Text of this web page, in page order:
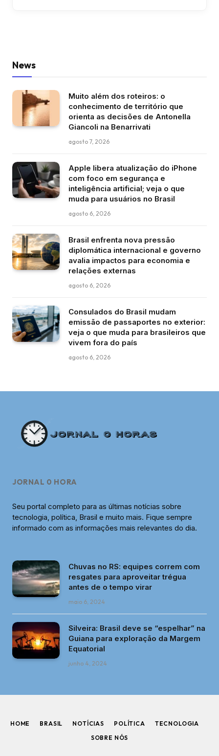
News
Muito além dos roteiros: o
conhecimento de território que
orienta as decisões de Antonella
Giancoli na Benarrivati
agosto 7, 2026
Apple libera atualização do iPhone
com foco em segurança e
inteligência artificial; veja o que
muda para usuários no Brasil
agosto 6, 2026
Brasil enfrenta nova pressão
diplomática internacional e governo
avalia impactos para economia e
relações externas
agosto 6, 2026
Consulados do Brasil mudam
emissão de passaportes no exterior:
veja o que muda para brasileiros que
vivem fora do país
agosto 6, 2026
JORNAL 0 HORA
Seu portal completo para as últimas notícias sobre
tecnologia, política, Brasil e muito mais. Fique sempre
informado com as informações mais relevantes do dia.
Chuvas no RS: equipes correm com
resgates para aproveitar trégua
antes de o tempo virar
maio 6, 2024
Silveira: Brasil deve se “espelhar” na
Guiana para exploração da Margem
Equatorial
junho 4, 2024
HOME BRASIL NOTÍCIAS POLÍTICA
TECNOLOGIA
SOBRE NÓS